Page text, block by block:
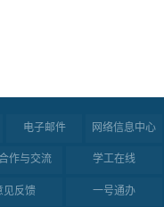
电子邮件 网络信息中心
作与交流 学工在线
见反馈 一号通办